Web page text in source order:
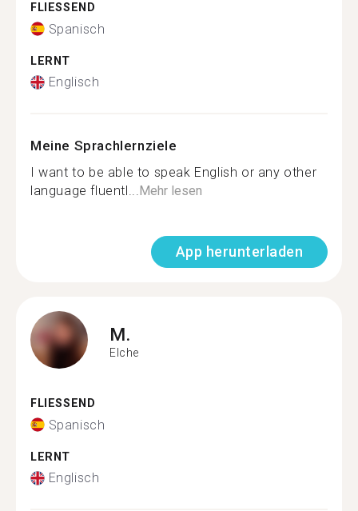
FLIESSEND
Spanisch
LERNT
Englisch
Meine Sprachlernziele
I want to be able to speak English or any other
language fluentl...Mehr lesen
App herunterladen
M.
Elche
FLIESSEND
Spanisch
LERNT
Englisch